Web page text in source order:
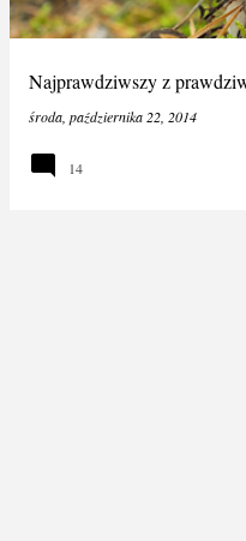
Najprawdziwszy z
środa, października 22, 2014
14